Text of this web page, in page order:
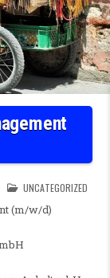
KOORDINATOR IM
POSTED IN
UNCATEGORIZED
(m/w/d)